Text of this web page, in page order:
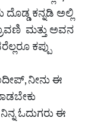
ಕನ್ನಡಿ ಅಲ್ಲಿ
ಮತ್ತು ಅವನ
ಕಪ್ಪು
ನೀನು ಈ
ಓದುಗರು ಈ